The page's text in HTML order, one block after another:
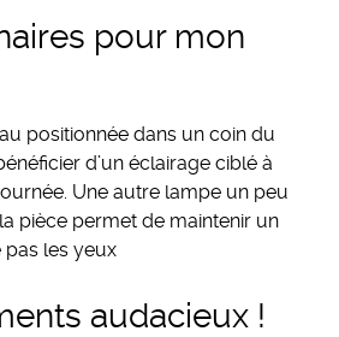
pour mon
positionnée dans un coin du
d’un éclairage ciblé à
Une autre lampe un peu
pièce permet de maintenir un
les yeux
audacieux !